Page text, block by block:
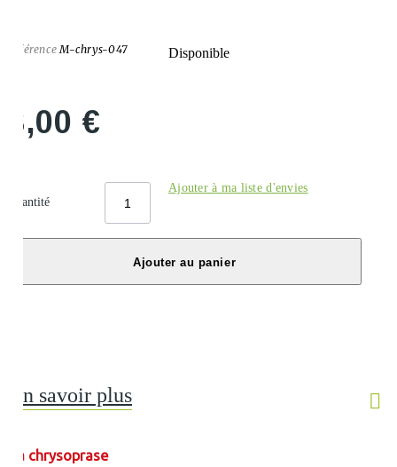
RéférenceM-chrys-047 Disponible
8,00 €
Quantité
Ajouter à ma liste d'envies
Ajouter au panier
En savoir plus
La chrysoprase